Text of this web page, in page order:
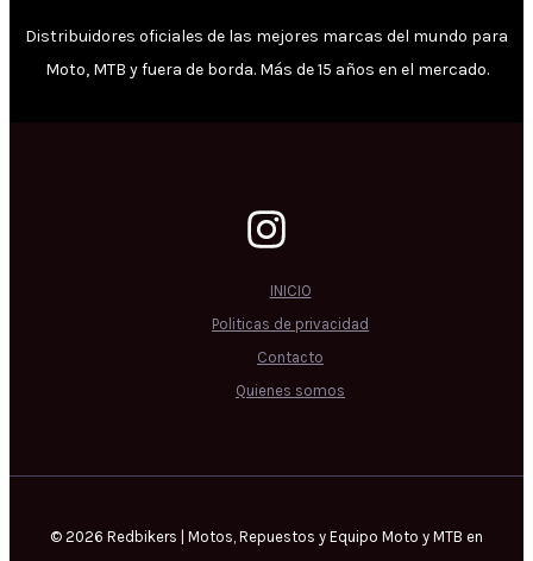
Distribuidores oficiales de las mejores marcas del mundo para
Moto, MTB y fuera de borda. Más de 15 años en el mercado.
INICIO
Politicas de privacidad
Contacto
Quienes somos
© 2026 Redbikers | Motos, Repuestos y Equipo Moto y MTB en